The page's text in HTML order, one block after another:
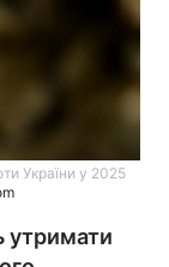
України у 2025
утримати